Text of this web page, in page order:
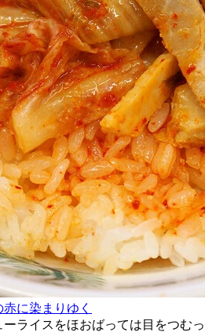
に染まりゆく
ライスをほおばっては目をつむっ